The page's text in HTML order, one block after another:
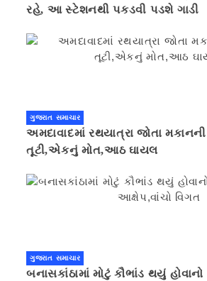
રહે, આ સ્ટેશનથી પકડવી પડશે ગાડી
ગુજરાત સમાચાર
અમદાવાદમાં રથયાત્રા જોતા
તૂટી,એકનું મોત,આઠ ઘાયલ
ગુજરાત સમાચાર
બનાસકાંઠામાં મોટું કૌભાંડ થયું